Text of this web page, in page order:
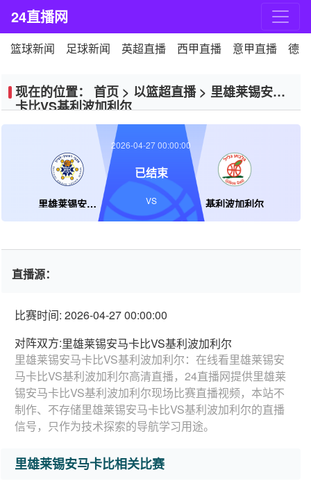
24直播网
篮球新闻 足球新闻 英超直播 西甲直播 意甲直播 德
现在的位置： 首页 > 以篮超直播> 里雄莱锡安马
卡比VS基利波加利尔
里雄莱锡安马卡比 基利波加利尔
2026-04-27 00:00:00
已结束
VS
直播源：
比赛时间: 2026-04-27 00:00:00
对阵双方:里雄莱锡安马卡比VS基利波加利尔
里雄莱锡安马卡比VS基利波加利尔：在线看里雄莱锡安
马卡比VS基利波加利尔高清直播，24直播网提供里雄莱
锡安马卡比VS基利波加利尔现场比赛直播视频，本站不
制作、不存储里雄莱锡安马卡比VS基利波加利尔的直播
信号，只作为技术探索的导航学习用途。
里雄莱锡安马卡比相关比赛